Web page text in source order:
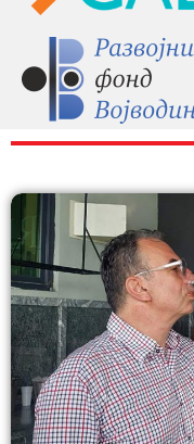
RAZNO